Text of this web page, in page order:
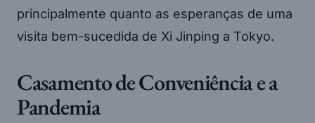
principalmente quanto as esperanças de uma
visita bem-sucedida de Xi Jinping a Tokyo.
Casamento de Conveniência e a
Pandemia